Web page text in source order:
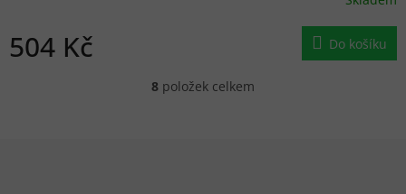
504 Kč Do košíku
Ovládací prvky výpisu
8 položek celkem